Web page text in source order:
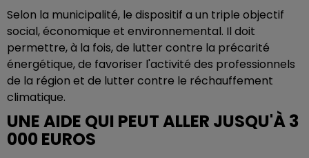
Selon la municipalité, le dispositif a un triple objectif
social, économique et environnemental. Il doit
permettre, à la fois, de lutter contre la précarité
énergétique, de favoriser l'activité des professionnels
de la région et de lutter contre le réchauffement
climatique.
UNE AIDE QUI PEUT ALLER JUSQU'À 3
000 EUROS